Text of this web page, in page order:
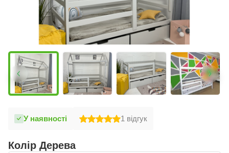
У наявності 1 відгук
Колір Дерева